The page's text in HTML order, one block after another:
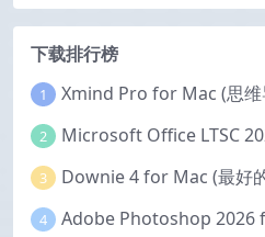
下载排行榜
1
2
3
4